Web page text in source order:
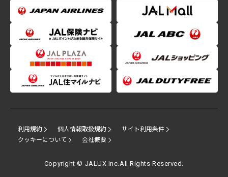
利用規約 個人情報取扱規約
サイト利用条件
クッキーについて
会社概要
Copyright © JALUX Inc.All Rights Reserved.